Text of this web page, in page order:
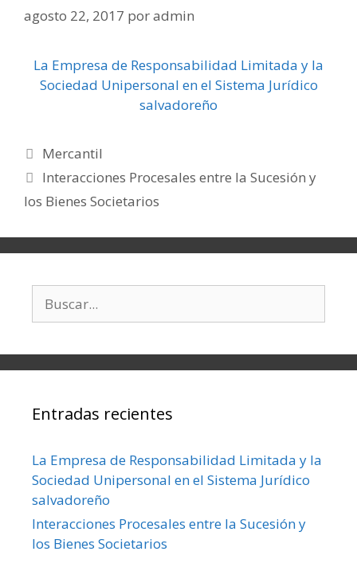
agosto 22, 2017 poradmin
La Empresa de Responsabilidad Limitada y la
Sociedad Unipersonal en el Sistema Jurídico
salvadoreño
Mercantil
Interacciones Procesales entre la Sucesión y
los Bienes Societarios
Entradas recientes
La Empresa de Responsabilidad Limitada y la
Sociedad Unipersonal en el Sistema Jurídico
salvadoreño
Interacciones Procesales entre la Sucesión y
los Bienes Societarios